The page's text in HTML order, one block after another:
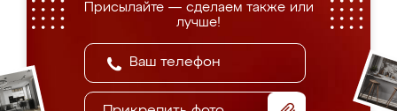
Присылайте — сделаем также или
лучше!